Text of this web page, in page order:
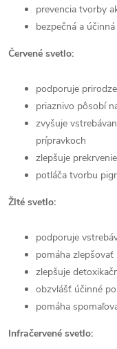
prevencia tvorby
bezpečná a
Červené svetlo:
podporuje
priaznivo pôsobí
zvyšuje
prípravkoch
zlepšuje
potláča tvorbu
Žlté svetlo:
podporuje
pomáha
zlepšuje
obzvlášť účinné
pomáha
Infračervené svetlo: